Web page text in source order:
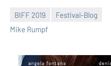
BIFF 2019 Festival-Blog
Mike Rumpf
Keine